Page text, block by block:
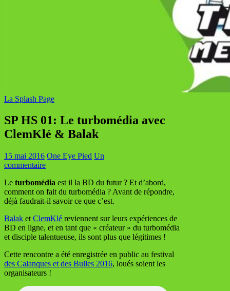
La Splash Page
SP HS 01: Le turbomédia avec
ClemKlé & Balak
15 mai 2016 One Eye Pied Un
commentaire
Le turbomédia est il la BD du futur ? Et d’abord,
comment on fait du turbomédia ? Avant de répondre,
déjà faudrait-il savoir ce que c’est.
Balak et ClemKlé reviennent sur leurs expériences de
BD en ligne, et en tant que « créateur » du turbomédia
et disciple talentueuse, ils sont plus que légitimes !
Cette rencontre a été enregistrée en public au festival
des Calanques et des Bulles 2016, loués soient les
organisateurs !